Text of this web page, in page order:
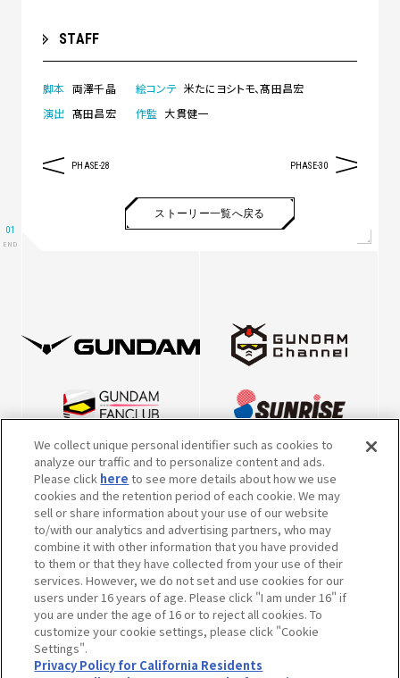
STAFF
脚本 両澤千晶 絵コンテ 米たにヨシトモ、髙田昌宏
演出 髙田昌宏 作監 大貫健一
PHASE-28 PHASE-30
ストーリー一覧へ戻る
※英表記につきまして、2022年10月5日より、一部キャラクター・メカの表
記を本公式サイト掲載の内容で統一させていただきました。
※内容および画像の転載はお断りいたします。
お問い合せ先はこちらをご覧ください。
作品情報について 会社情報について
We collect unique personal identifier such as cookies to
analyze our traffic and to personalize content and ads.
Please click here to see more details about how we use
cookies and the retention period of each cookie. We may
sell or share information about your use of our website
to/with our analytics and advertising partners, who may
combine it with other information that you have provided
to them or that they have collected from your use of their
services. However, we do not set and use cookies for our
users under 16 years of age. Please click "I am under 16" if
you are under the age of 16 or to reject all cookies. To
customize your cookie settings, please click "Cookie
Settings".
Privacy Policy for California Residents